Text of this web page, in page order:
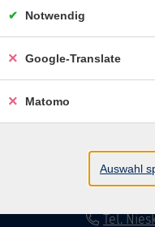
Tel.
Tel.
Tel.
Notwendig
Google-Translate
Matomo
Auswahl